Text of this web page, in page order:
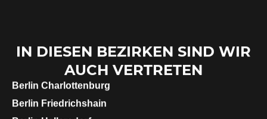
IN DIESEN BEZIRKEN SIND WIR
AUCH VERTRETEN
Berlin Charlottenburg
Berlin Friedrichshain